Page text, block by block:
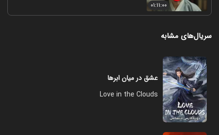
۰۱:۱۱:۰۰
سریال‌های مشابه
عشق در میان ابرها
Love in the Clouds